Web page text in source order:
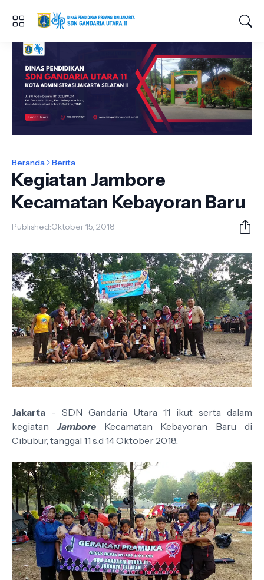
Beranda Berita
Kegiatan Jambore
Kecamatan Kebayoran Baru
Published:Oktober 15, 2018
Jakarta - SDN Gandaria Utara 11 ikut serta dalam
kegiatanJambore Kecamatan Kebayoran Baru di
Cibubur, tanggal 11 s.d 14 Oktober 2018.